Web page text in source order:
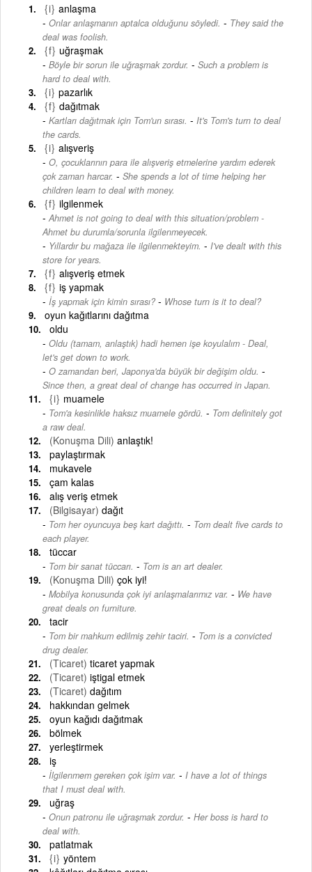
{i} anlaşma
Onlar anlaşmanın aptalca olduğunu söyledi. - They said the
deal was foolish.
{f} uğraşmak
Böyle bir sorun ile uğraşmak zordur. - Such a problem is
hard to deal with.
{i} pazarlık
{f} dağıtmak
Kartları dağıtmak için Tom'un sırası. - It's Tom's turn to deal
the cards.
{i} alışveriş
O, çocuklarının para ile alışveriş etmelerine yardım ederek
çok zaman harcar. - She spends a lot of time helping her
children learn to deal with money.
{f} ilgilenmek
Ahmet is not going to deal with this situation/problem -
Ahmet bu durumla/sorunla ilgilenmeyecek.
Yıllardır bu mağaza ile ilgilenmekteyim. - I've dealt with this
store for years.
{f} alışveriş etmek
{f} iş yapmak
İş yapmak için kimin sırası? - Whose turn is it to deal?
oyun kağıtlarını dağıtma
oldu
Oldu (tamam, anlaştık) hadi hemen işe koyulalım - Deal,
let's get down to work.
O zamandan beri, Japonya'da büyük bir değişim oldu. -
Since then, a great deal of change has occurred in Japan.
{i} muamele
Tom'a kesinlikle haksız muamele gördü. - Tom definitely got
a raw deal.
(Konuşma Dili) anlaştık!
paylaştırmak
mukavele
çam kalas
alış veriş etmek
(Bilgisayar) dağıt
Tom her oyuncuya beş kart dağıttı. - Tom dealt five cards to
each player.
tüccar
Tom bir sanat tüccarı. - Tom is an art dealer.
(Konuşma Dili) çok iyi!
Mobilya konusunda çok iyi anlaşmalarımız var. - We have
great deals on furniture.
tacir
Tom bir mahkum edilmiş zehir taciri. - Tom is a convicted
drug dealer.
(Ticaret) ticaret yapmak
(Ticaret) iştigal etmek
(Ticaret) dağıtım
hakkından gelmek
oyun kağıdı dağıtmak
bölmek
yerleştirmek
iş
İlgilenmem gereken çok işim var. - I have a lot of things
that I must deal with.
uğraş
Onun patronu ile uğraşmak zordur. - Her boss is hard to
deal with.
patlatmak
{i} yöntem